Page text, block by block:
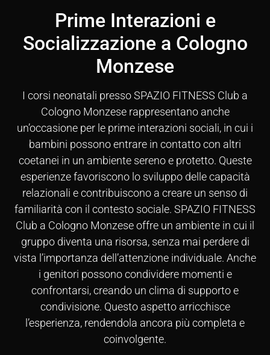
Prime Interazioni e
Socializzazione a Cologno
Monzese
I corsi neonatali presso SPAZIO FITNESS Club a
Cologno Monzese rappresentano anche
un’occasione per le prime interazioni sociali, in cui i
bambini possono entrare in contatto con altri
coetanei in un ambiente sereno e protetto. Queste
esperienze favoriscono lo sviluppo delle capacità
relazionali e contribuiscono a creare un senso di
familiarità con il contesto sociale. SPAZIO FITNESS
Club a Cologno Monzese offre un ambiente in cui il
gruppo diventa una risorsa, senza mai perdere di
vista l’importanza dell’attenzione individuale. Anche
i genitori possono condividere momenti e
confrontarsi, creando un clima di supporto e
condivisione. Questo aspetto arricchisce
l’esperienza, rendendola ancora più completa e
coinvolgente.